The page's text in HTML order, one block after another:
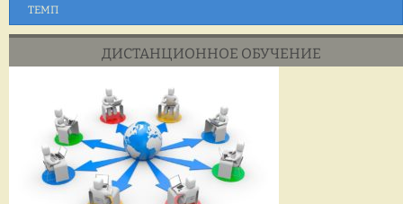
ТЕМП
ДИСТАНЦИОННОЕ ОБУЧЕНИЕ